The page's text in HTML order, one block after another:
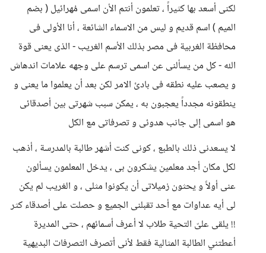
لكنى أسعد بها كثيراً ، تعلمون أنتم الأن اسمى مُهرائيل ( بضم
الميم ) اسم قديم و ليس من الاسماء الشائعة ، أنا الأولى فى
محافظة الغربية فى مصر بذلك الأسم الغريب - الذى يعنى قوة
الله - كل من يسألنى عن اسمى ترسم على وجهه علامات اندهاش
و يصعب عليه نطقه فى بادئ الامر لكن بعد أن يعلموا ما يعنى و
ينطقونه مجدداً يعجبون به ، يمكن سبب شهرتى بين أصدقائى
هو اسمى إلى جانب هدوئى و تصرفاتى مع الكل
لا يسعدنى ذلك بالطبع ، كونى كنت أشهر طالبة بالمدرسة ، أذهب
لكل مكان أجد معلمين يشكرون بى ، يدخل المعلمون يسألون
عنى أولاً و يحثون زميلاتى أن يكونوا مثلى ، و الغريب لم يكن
لى أيه عداوات مع أحد تقبلنى الجميع و حصلت على أصدقاء كثر
!! يلقى علىّ التحية طلاب لا أعرف أسمائهم ، حتى المديرة
أعطتني الطالبة المثالية فقط لأنى أتصرف التصرفات البديهية